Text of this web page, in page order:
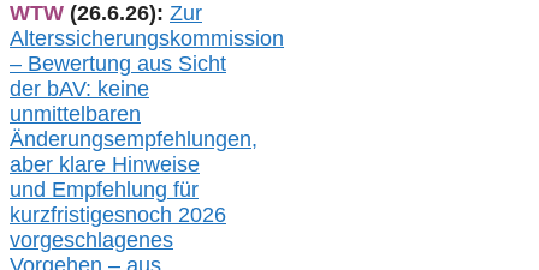
WTW (26.6.26): Zur
Alterssicherungskommission
– Bewertung aus Sicht
der bAV: keine
unmittelbaren
Änderungsempfehlungen,
aber klare Hinweise
und Empfehlung für
kurzfristigesnoch 2026
vorgeschlagenes